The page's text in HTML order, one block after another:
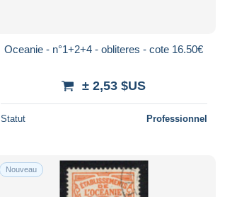
Oceanie - n°1+2+4 - obliteres - cote 16.50€
± 2,53 $US
Statut Professionnel
Nouveau